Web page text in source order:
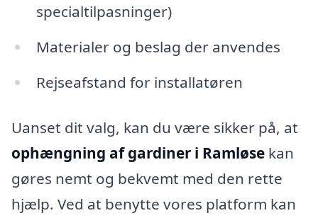
specialtilpasninger)
Materialer og beslag der anvendes
Rejseafstand for installatøren
Uanset dit valg, kan du være sikker på, at
ophængning af gardiner i Ramløse kan
gøres nemt og bekvemt med den rette
hjælp. Ved at benytte vores platform kan